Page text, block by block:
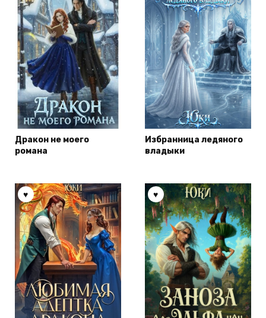
Дракон не моего
романа
Избранница ледяного
владыки